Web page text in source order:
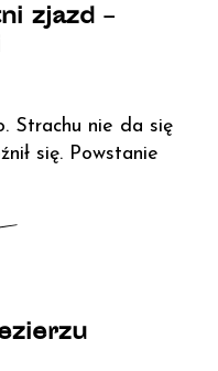
zjazd –
Strachu nie da się
się. Powstanie